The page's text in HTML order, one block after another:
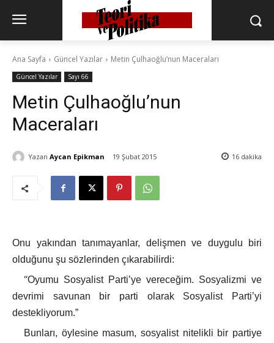
Ana Sayfa Güncel Yazılar Metin Çulhaoğlu’nun Maceraları
Güncel Yazılar Sayı 66
Metin Çulhaoğlu’nun
Maceraları
Yazan Aycan Epikman 19 Şubat 2015 16 dakika
Onu yakından tanımayanlar, delişmen ve duygulu biri
olduğunu şu sözlerinden çıkarabilirdi:
“Oyumu Sosyalist Parti’ye vereceğim. Sosyalizmi ve
devrimi savunan bir parti olarak Sosyalist Parti’yi
destekliyorum.”
Bunları, öylesine masum, sosyalist nitelikli bir partiye